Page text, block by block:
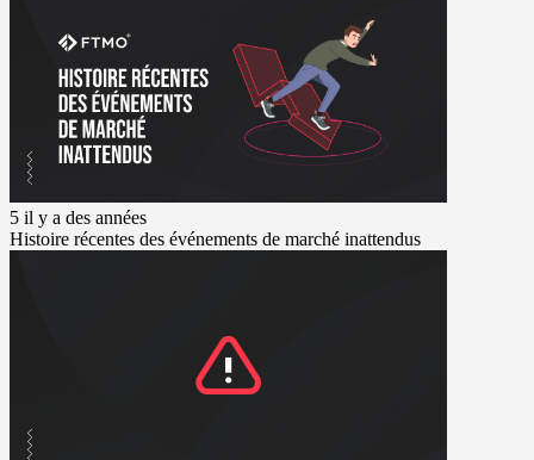
5 il y a des années
Histoire récentes des événements de marché inattendus